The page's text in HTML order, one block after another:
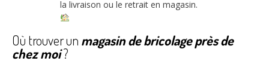
la livraison ou le retrait en magasin.
Où trouver un magasin de bricolage près de
chez moi?